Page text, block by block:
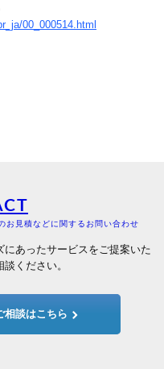
00_000514.html
お見積などに関するお問い合わせ
にあったサービスをご提案いた
ください。
相談はこちら